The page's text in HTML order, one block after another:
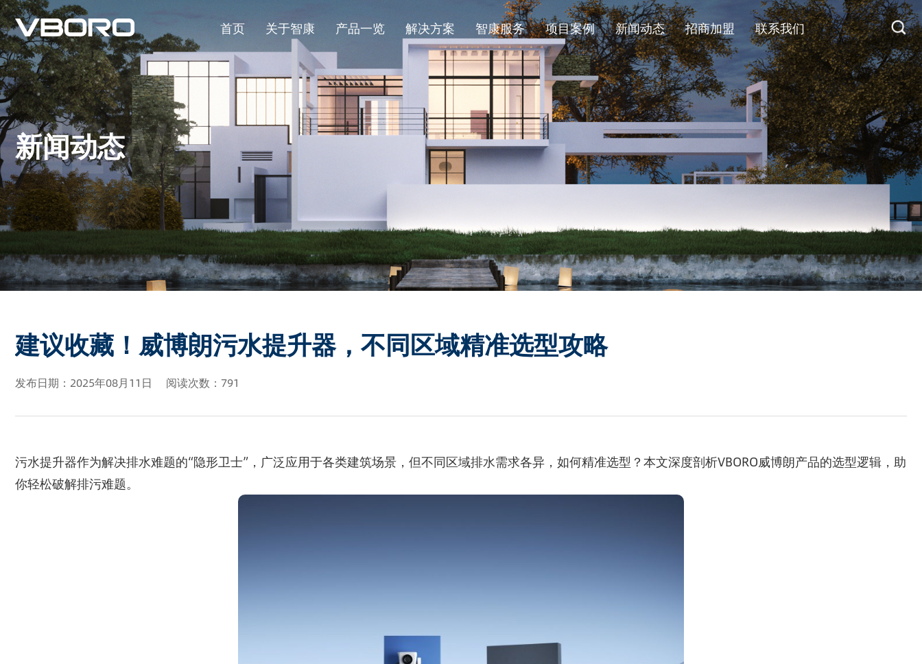
首页 关于智康 产品一览 解决方案 智康服务 项目案例 新闻动态 招商加盟 联系我们
新闻动态
NEWS
建议收藏！威博朗污水提升器，不同区域精准选型攻略
发布日期：2025年08月11日 阅读次数：791
污水提升器作为解决排水难题的“隐形卫士”，广泛应用于各类建筑场景，但不同区域排水需求各异，如何精准选型？本文深度剖析VBORO威博朗产品的选型逻辑，助
你轻松破解排污难题。